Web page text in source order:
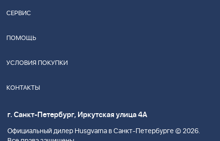
СЕРВИС
ПОМОЩЬ
УСЛОВИЯ ПОКУПКИ
КОНТАКТЫ
г. Санкт-Петербург, Иркутская улица 4А
Официальный дилер Husgvarna в Санкт-Петербурге © 2026.